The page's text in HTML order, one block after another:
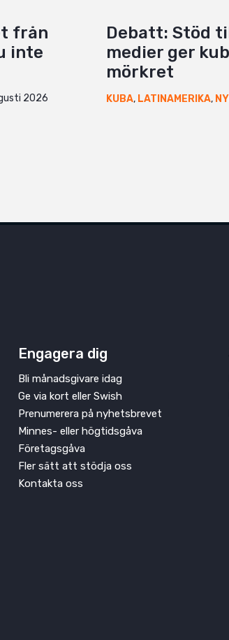
från
inte
2026
Debatt: Stöd
medier ger
mörkret
KUBA, LATINAMERIKA,
Engagera dig
Bli månadsgivare idag
Ge via kort eller Swish
Prenumerera på nyhetsbrevet
Minnes- eller högtidsgåva
Företagsgåva
Fler sätt att stödja oss
Kontakta oss